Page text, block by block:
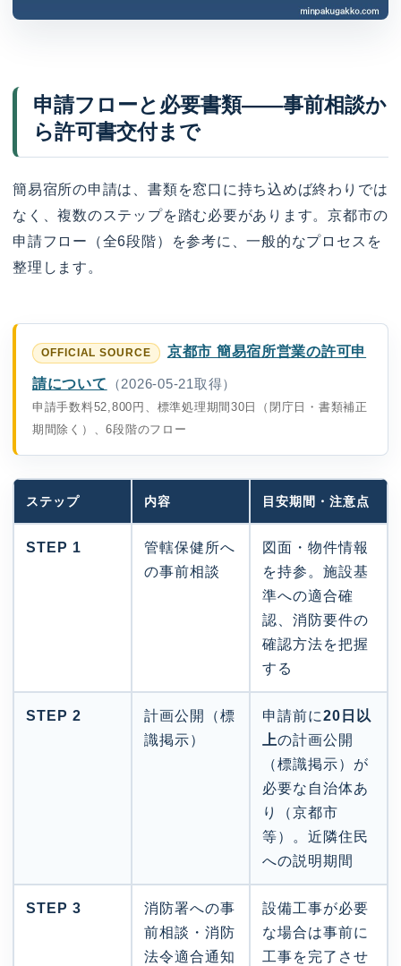
申請フローと必要書類——事前相談か
ら許可書交付まで
簡易宿所の申請は、書類を窓口に持ち込めば終わりでは
なく、複数のステップを踏む必要があります。京都市の
申請フロー（全6段階）を参考に、一般的なプロセスを
整理します。
京都市 簡易宿所営業の許可申
請について
（2026-05-21取得）
申請手数料52,800円、標準処理期間30日（閉庁日・書類補正
期間除く）、6段階のフロー
ステップ 内容 目安期間・注意点
STEP 1
管轄保健所へ
の事前相談
図面・物件情報
を持参。施設基
準への適合確
認、消防要件の
確認方法を把握
する
STEP 2
計画公開（標
識掲示）
申請前に20日以
上の計画公開
（標識掲示）が
必要な自治体あ
り（京都市
等）。近隣住民
への説明期間
STEP 3
消防署への事
前相談・消防
法令適合通知
設備工事が必要
な場合は事前に
工事を完了させ